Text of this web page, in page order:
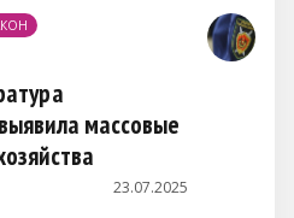
Республике
прокурор
управления
Роман
массовые
23.07.2025